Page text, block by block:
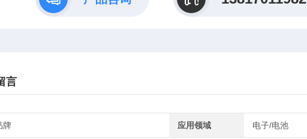
言
牌 应用领域 电子/电池